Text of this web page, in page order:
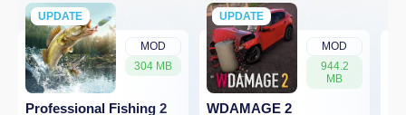
MOD
304 MB
UPDATE
NEW
Professional Fishing 2
MOD
944.2
MB
UPDATE
NEW
WDAMAGE 2